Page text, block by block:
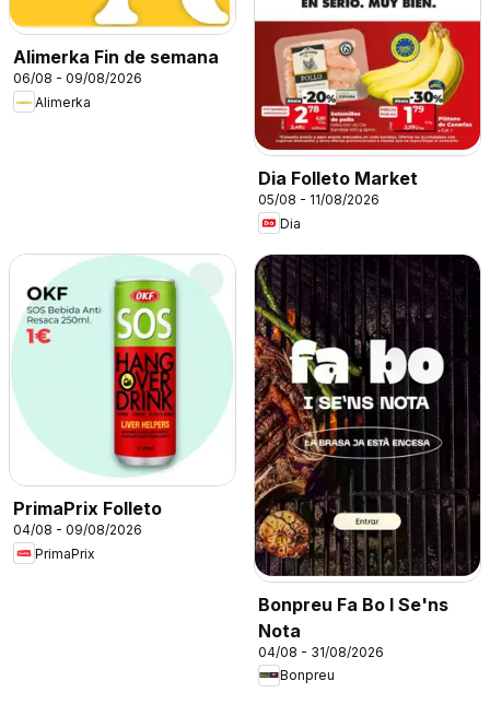
Alimerka Fin de semana
06/08 - 09/08/2026
Alimerka
Dia Folleto Market
05/08 - 11/08/2026
Dia
PrimaPrix Folleto
04/08 - 09/08/2026
PrimaPrix
Bonpreu Fa Bo I Se'ns
Nota
04/08 - 31/08/2026
Bonpreu